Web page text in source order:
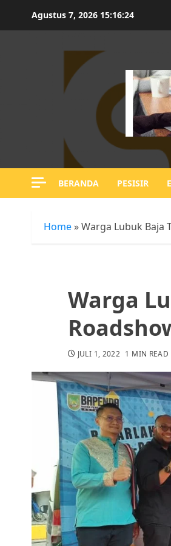
Agustus 7, 2026 15:16:25
BERANDA PESISIR
Home »Warga Lubuk Baja
Warga
JULI 1, 2022 1 MIN READ